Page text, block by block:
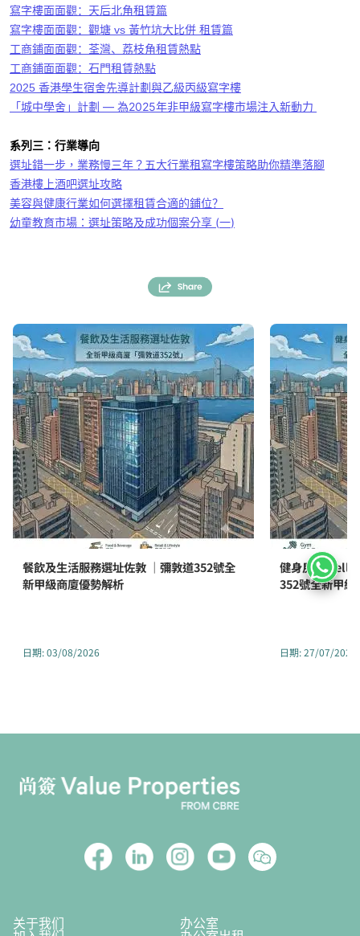
寫字樓面面觀：天后北角租賃篇
寫字樓面面觀：觀塘 vs 黃竹坑大比併 租賃篇
工商鋪面面觀：荃灣、荔枝角租賃熱點
工商鋪面面觀：石門租賃熱點
2025 香港學生宿舍先導計劃與乙級丙級寫字樓
「城中學舍」計劃 — 為2025年非甲級寫字樓市場注入新動力
系列三：行業導向
選址錯一步，業務慢三年？五大行業租寫字樓策略助你精準落腳
香港樓上酒吧選址攻略
美容與健康行業如何選擇租賃合適的鋪位？
幼童教育市場：選址策略及成功個案分享 (一)
餐飲及生活服務選址佐敦 ｜彌敦道352號全
新甲級商廈優勢解析
日期:03/08/2026
健身房及
352號全新甲級
日期:27/07/2026
关于我们 办公室